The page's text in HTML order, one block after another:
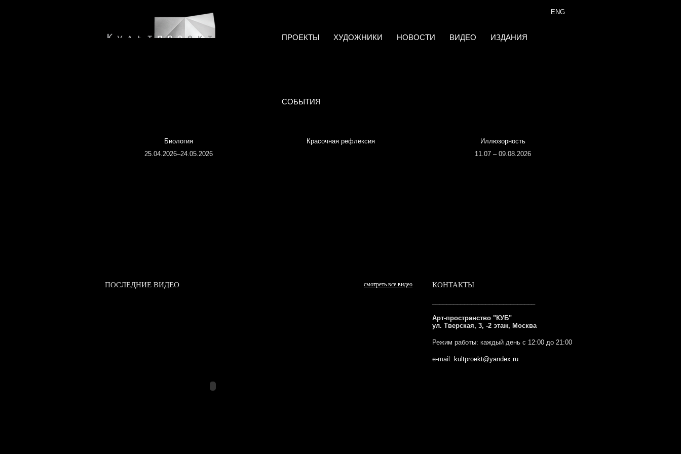
ENG
ПРОЕКТЫ ХУДОЖНИКИ НОВОСТИ ВИДЕО ИЗДАНИЯ
СОБЫТИЯ
Биология
25.04.2026–24.05.2026
Красочная рефлексия
Иллюзорность
11.07 – 09.08.2026
ПОСЛЕДНИЕ ВИДЕО смотреть все видео КОНТАКТЫ
Арт-пространство "КУБ"
ул. Тверская, 3, -2 этаж, Москва
Режим работы: каждый день с 12:00 до 21:00
e-mail: kultproekt@yandex.ru